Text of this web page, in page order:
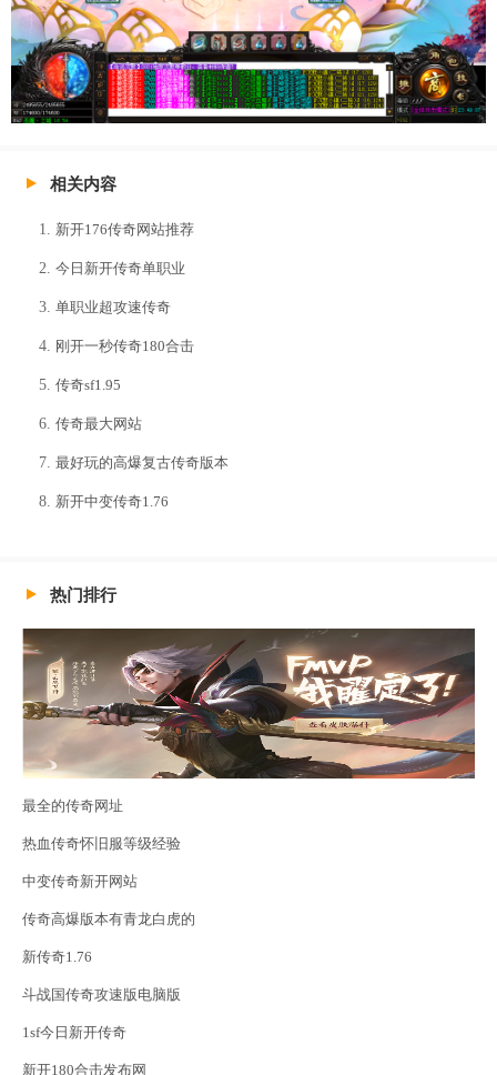
相关内容
新开176传奇网站推荐
今日新开传奇单职业
单职业超攻速传奇
刚开一秒传奇180合击
传奇sf1.95
传奇最大网站
最好玩的高爆复古传奇版本
新开中变传奇1.76
热门排行
最全的传奇网址
热血传奇怀旧服等级经验
中变传奇新开网站
传奇高爆版本有青龙白虎的
新传奇1.76
斗战国传奇攻速版电脑版
1sf今日新开传奇
新开180合击发布网